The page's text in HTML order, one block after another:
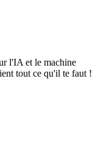
l'IA et le machine
tout ce qu'il te faut !